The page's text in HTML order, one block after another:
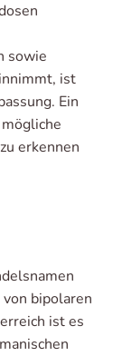
sowie
ist
Ein
erkennen
bipolaren
ist es